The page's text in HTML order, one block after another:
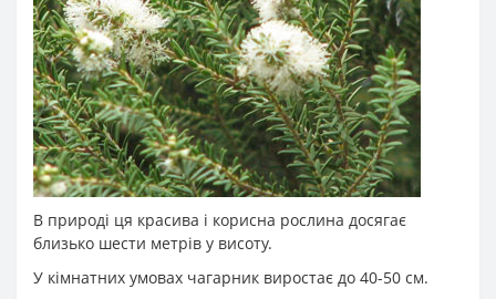
В природі ця красива і корисна рослина досягає
близько шести метрів у висоту.
У кімнатних умовах чагарник виростає до 40-50 см.